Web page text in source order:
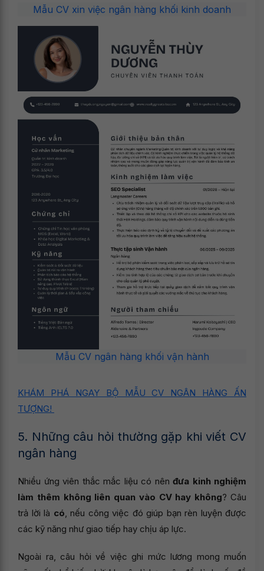
Mẫu CV xin việc ngân hàng khối kinh doanh
Mẫu CV ngân hàng khối vận hành
KHÁM PHÁ NGAY BỘ MẪU CV NGÂN HÀNG ẤN
TƯỢNG!
5. Những câu hỏi thường gặp khi viết CV
ngân hàng
Nhiều ứng viên thắc mắc liệu có nên đưa kinh nghiệm
làm thêm không liên quan vào CV hay không? Câu
trả lời là có, nếu công việc đó giúp bạn rèn luyện được
các kỹ năng như giao tiếp hay chịu áp lực.
Ngoài ra, câu hỏi về việc ghi mức lương mong muốn